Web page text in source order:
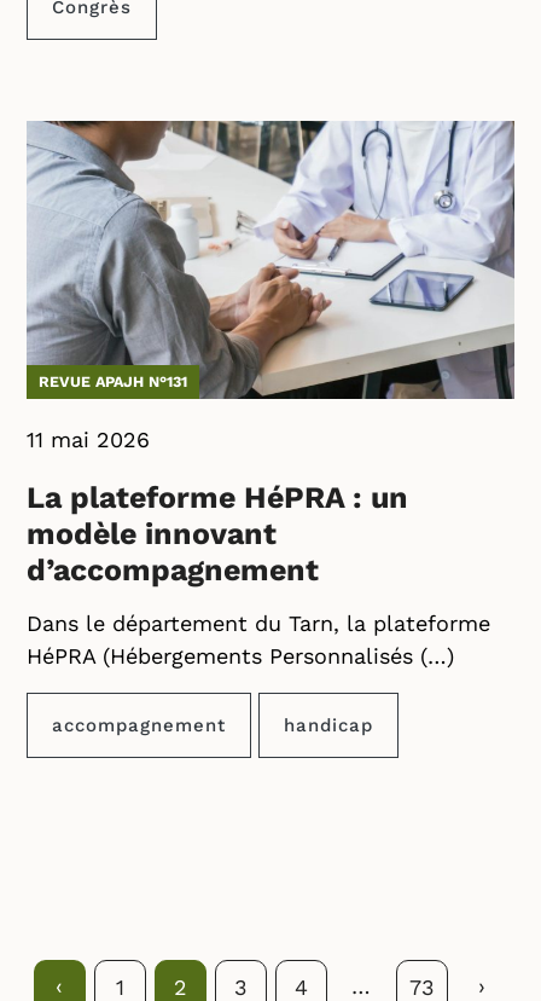
Congrès
REVUE APAJH N°131
11 mai 2026
La plateforme HéPRA : un
modèle innovant
d’accompagnement
Dans le département du Tarn, la plateforme
HéPRA (Hébergements Personnalisés (…)
accompagnement handicap
Précédent
‹ Page
1 Page
2 Page
3 Page
4 … Page
73 Suivant
›